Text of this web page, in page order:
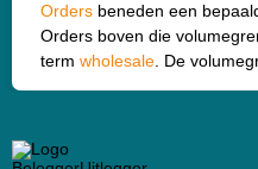
Orders beneden een
Orders boven die
term wholesale . De